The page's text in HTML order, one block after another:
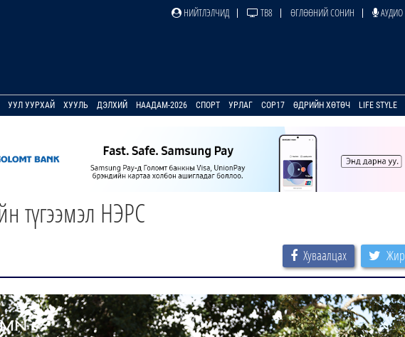
НИЙТЛЭЛЧИД ТВ8 ӨГЛӨӨНИЙ СОНИН
УУЛ УУРХАЙ ХУУЛЬ ДЭЛХИЙ НААДАМ-2026 СПОРТ УРЛАГ COP17 ӨДРИЙН ХӨТӨЧ LIFE STYLE
түгээмэл НЭРС
Хуваалцах